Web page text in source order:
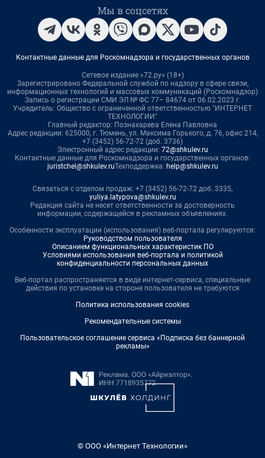
Мы в соцсетях
Контактные данные для Роскомнадзора и государственных органов
Сетевое издание «72.ру» (18+)
Зарегистрировано Федеральной службой по надзору в сфере связи,
информационных технологий и массовых коммуникаций (Роскомнадзор)
Запись о регистрации СМИ ЭЛ № ФС 77– 84674 от 06.02.2023 г.
Учредитель: Общество с ограниченной ответственностью "ИНТЕРНЕТ
ТЕХНОЛОГИИ"
Главный редактор: Познахарева Елена Павловна
Адрес редакции: 625000, г. Тюмень, ул. Максима Горького, д. 76, офис 214,
+7 (3452) 56-72-72 (доб. 3736)
Электронный адрес редакции: 72@shkulev.ru
Контактные данные для Роскомнадзора и государственных органов:
juristchel@shkulev.ruТехподдержка: help@shkulev.ru
Связаться с отделом продаж: +7 (3452) 56-72-72 доб. 3335,
yuliya.latypova@shkulev.ru
Редакция сайта не несет ответственности за достоверность
информации, содержащейся в рекламных объявлениях.
Особенности эксплуатации (использования) веб-портала регулируются:
Руководством пользователя
Описанием функциональных характеристик ПО
Условиями использования веб-портала и политикой
конфиденциальности персональных данных
Веб-портал распространяется в виде интернет-сервиса, специальные
действия по установке на стороне пользователя не требуются
Политика использования cookies
Рекомендательные системы
Пользовательское соглашение сервиса «Подписка без баннерной
рекламы»
© ООО «Интернет Технологии»